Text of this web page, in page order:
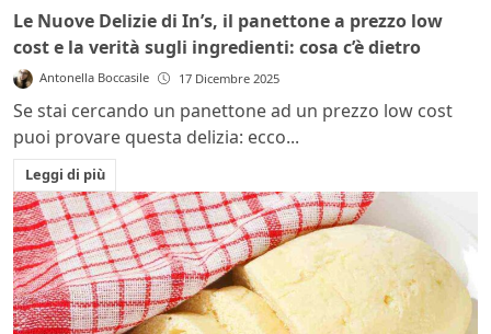
Le Nuove Delizie di In’s, il panettone a prezzo low
cost e la verità sugli ingredienti: cosa c’è dietro
Antonella Boccasile 17 Dicembre 2025
Se stai cercando un panettone ad un prezzo low cost
puoi provare questa delizia: ecco...
Leggi di più